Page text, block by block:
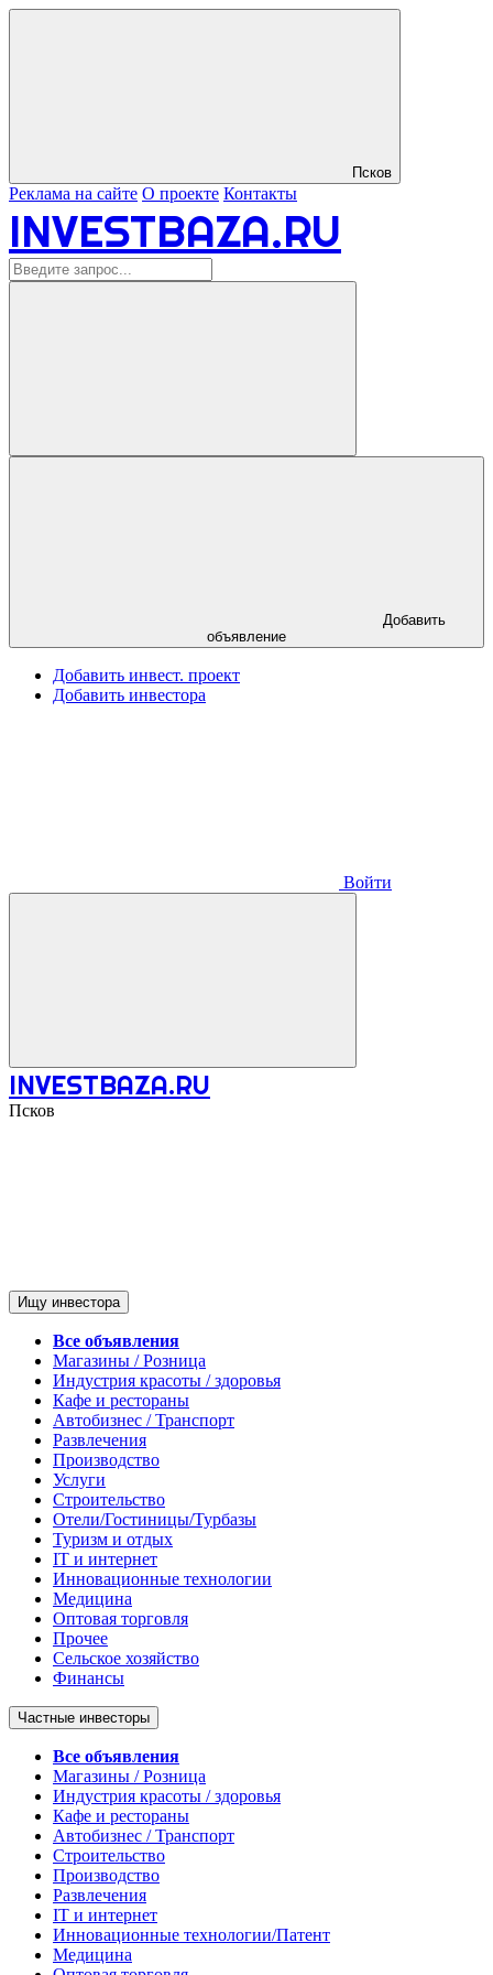
Псков
Реклама на сайте О проекте Контакты
INVESTBAZA.RU
объявление
Добавить инвест. проект
Добавить инвестора
Войти
INVESTBAZA.RU
Псков
Ищу инвестора
Все объявления
Магазины / Розница
Индустрия красоты / здоровья
Кафе и рестораны
Автобизнес / Транспорт
Развлечения
Производство
Услуги
Строительство
Отели/Гостиницы/Турбазы
Туризм и отдых
IT и интернет
Инновационные технологии
Медицина
Оптовая торговля
Прочее
Сельское хозяйство
Финансы
Частные инвесторы
Все объявления
Магазины / Розница
Индустрия красоты / здоровья
Кафе и рестораны
Автобизнес / Транспорт
Строительство
Производство
Развлечения
IT и интернет
Инновационные технологии/Патент
Медицина